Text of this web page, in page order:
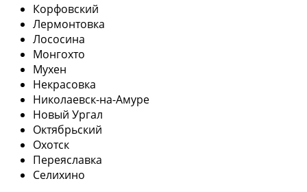
Корфовский
Лермонтовка
Лососина
Монгохто
Мухен
Некрасовка
Николаевск-на-Амуре
Новый Ургал
Октябрьский
Охотск
Переяславка
Селихино